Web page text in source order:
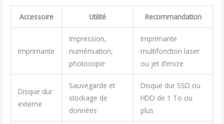
Accessoire Utilité Recommandation
Imprimante
Impression,
numérisation,
photocopie
Imprimante
multifonction laser
ou jet d’encre
Disque dur
externe
Sauvegarde et
stockage de
données
Disque dur SSD ou
HDD de 1 To ou
plus